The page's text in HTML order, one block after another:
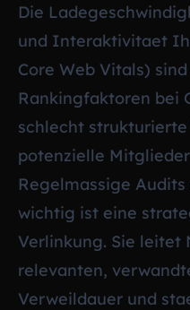
Die
und Interaktivitaet
Core Web Vitals)
Rankingfaktoren bei
schlecht
potenzielle
Regelmassige
wichtig ist eine
Verlinkung. Sie leitet
relevanten,
Verweildauer und